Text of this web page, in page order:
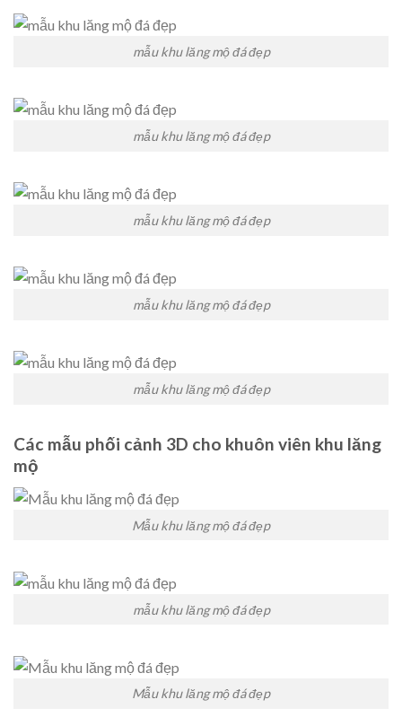
mẫu khu lăng mộ đá đẹp
mẫu khu lăng mộ đá đẹp
mẫu khu lăng mộ đá đẹp
mẫu khu lăng mộ đá đẹp
mẫu khu lăng mộ đá đẹp
Các mẫu phối cảnh 3D cho khuôn viên khu lăng
mộ
Mẫu khu lăng mộ đá đẹp
mẫu khu lăng mộ đá đẹp
Mẫu khu lăng mộ đá đẹp